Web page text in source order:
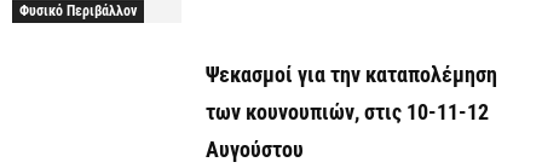
Φυσικό Περιβάλλον
Ψεκασμοί για την καταπολέμηση
των κουνουπιών, στις 10-11-12
Αυγούστου